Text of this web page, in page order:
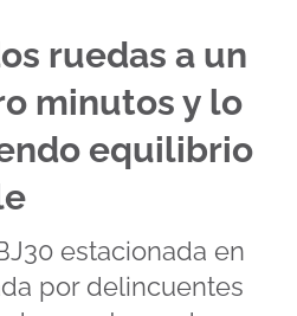
ruedas a un
minutos y lo
equilibrio
estacionada en
por delincuentes